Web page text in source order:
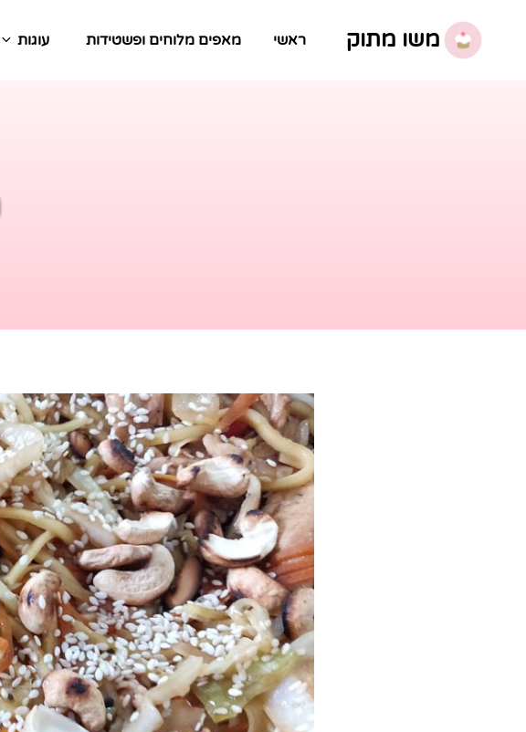
משו מתוק ראשי מאפים מלוחים ופשטידות עוגות